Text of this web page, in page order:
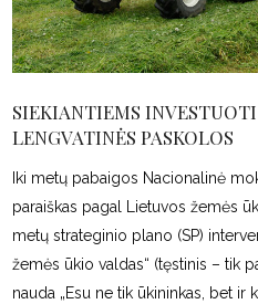
SIEKIANTIEMS
LENGVATINĖS PASKOLOS
Iki metų pabaigos Nacionalinė
paraiškas pagal Lietuvos žemės
metų strateginio plano (SP)
žemės ūkio valdas“ (tęstinis – tik
nauda „Esu ne tik ūkininkas, bet ir